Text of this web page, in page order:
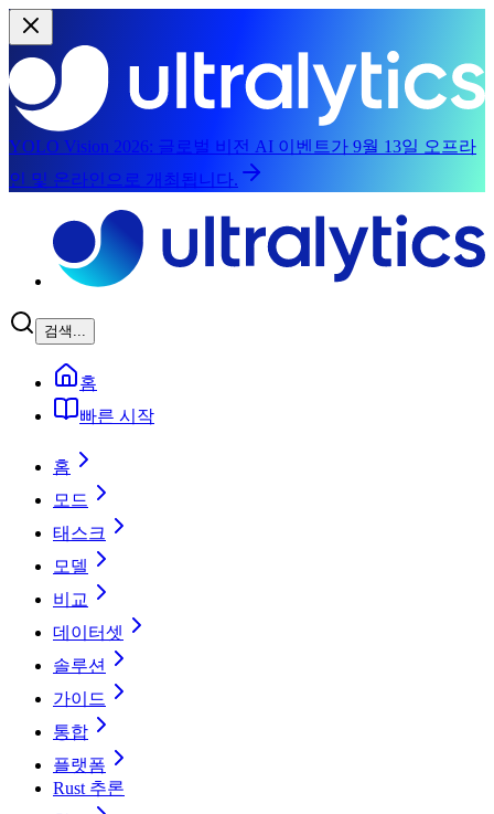
YOLO Vision 2026: 글로벌 비전 AI 이벤트가 9월 13일 오프라
인 및 온라인으로 개최됩니다.
검색...
홈
빠른 시작
홈
모드
태스크
모델
비교
데이터셋
솔루션
가이드
통합
플랫폼
Rust 추론